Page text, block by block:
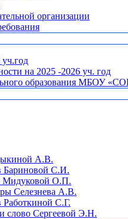
организации
на 2025 -2026 уч. год
образования МБОУ
А.В.
Бариновой С.И.
Мидуковой О.П.
Селезнева А.В.
Работкиной С.Г.
слово Сергеевой Э.Н.